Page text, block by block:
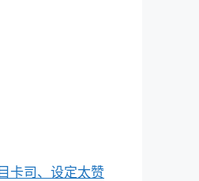
卡司、设定太赞